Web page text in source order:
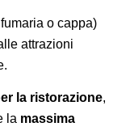
o cappa)
attrazioni
la ristorazione,
la massima